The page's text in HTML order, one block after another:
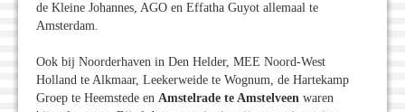
de Kleine Johannes, AGO en Effatha Guyot allemaal te
Amsterdam.
Ook bij Noorderhaven in Den Helder, MEE Noord-West
Holland te Alkmaar, Leekerweide te Wognum, de Hartekamp
Groep te Heemstede en Amstelrade te Amstelveen waren